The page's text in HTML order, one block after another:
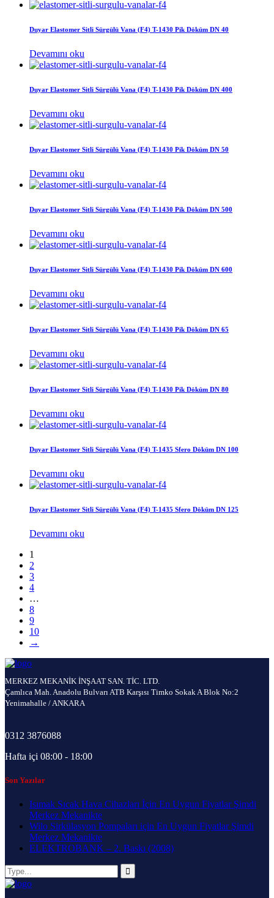
Duyar Elastomer Sitli Sürgülü Vana (F4) T-1430 Pik Döküm DN 40
Devamını oku
Duyar Elastomer Sitli Sürgülü Vana (F4) T-1430 Pik Döküm DN 400
Devamını oku
Duyar Elastomer Sitli Sürgülü Vana (F4) T-1430 Pik Döküm DN 50
Devamını oku
Duyar Elastomer Sitli Sürgülü Vana (F4) T-1430 Pik Döküm DN 500
Devamını oku
Duyar Elastomer Sitli Sürgülü Vana (F4) T-1430 Pik Döküm DN 600
Devamını oku
Duyar Elastomer Sitli Sürgülü Vana (F4) T-1430 Pik Döküm DN 65
Devamını oku
Duyar Elastomer Sitli Sürgülü Vana (F4) T-1430 Pik Döküm DN 80
Devamını oku
Duyar Elastomer Sitli Sürgülü Vana (F4) T-1435 Sfero Döküm DN 100
Devamını oku
Duyar Elastomer Sitli Sürgülü Vana (F4) T-1435 Sfero Döküm DN 125
Devamını oku
1
2
3
4
…
8
9
10
→
MERKEZ MEKANİK İNŞAAT SAN. TİC. LTD.
Çamlıca Mah. Anadolu Bulvarı ATB Karşısı Timko Sokak A Blok No:2
Yenimahalle / ANKARA
0312 3876088
Hafta içi 08:00 - 18:00
Son Yazılar
Isımak Sıcak Hava Cihazları İçin En Uygun Fiyatlar Şimdi
Merkez Mekanikte
Wilo Sirkülasyon Pompaları için En Uygun Fiyatlar Şimdi
Merkez Mekanikte
ELEKTROBANK – 2. Baskı (2008)